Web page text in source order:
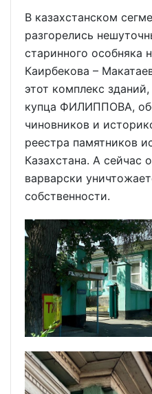
В казахстанском
разгорелись
старинного особняка
Каирбекова –
этот комплекс
купца ФИЛИППОВА,
чиновников и
реестра памятников
Казахстана. А сейчас
варварски
собственности.